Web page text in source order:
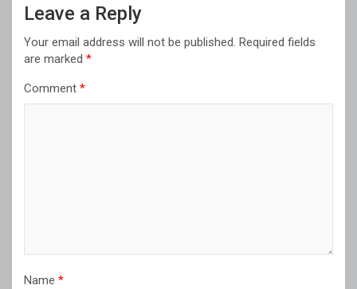
Leave a Reply
Your email address will not be published. Required fields
are marked *
Comment *
Name *